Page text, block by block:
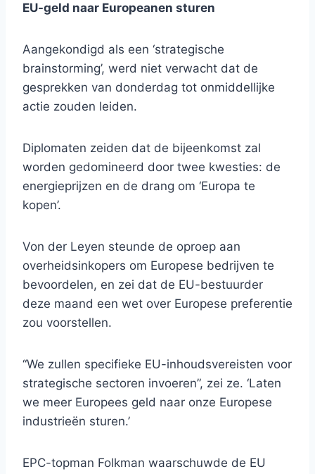
EU-geld naar Europeanen sturen
Aangekondigd als een ‘strategische
brainstorming’, werd niet verwacht dat de
gesprekken van donderdag tot onmiddellijke
actie zouden leiden.
Diplomaten zeiden dat de bijeenkomst zal
worden gedomineerd door twee kwesties: de
energieprijzen en de drang om ‘Europa te
kopen’.
Von der Leyen steunde de oproep aan
overheidsinkopers om Europese bedrijven te
bevoordelen, en zei dat de EU-bestuurder
deze maand een wet over Europese preferentie
zou voorstellen.
“We zullen specifieke EU-inhoudsvereisten voor
strategische sectoren invoeren”, zei ze. ‘Laten
we meer Europees geld naar onze Europese
industrieën sturen.’
EPC-topman Folkman waarschuwde de EU